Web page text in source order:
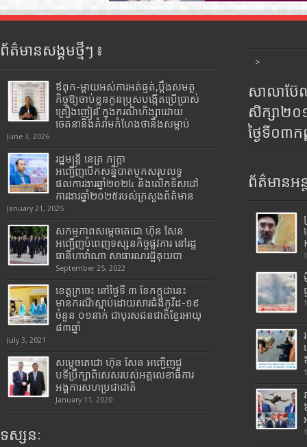
ព័ត៌មានសង្គមថ្មីៗ ៖
ឪពុក-ម្ដាយអស់ការអត់ធ្មត់,ប្ដឹងសមត្ថ
កិច្ចឱ្យចាប់ខ្លួនកូនប្រុសបង្កើតប្រើប្រាស់
គ្រឿងញៀន ក្នុងករណីហិង្សាដោយ
ចេតនានិងគំរាមកំហែងថានឹងសម្លាប់
June 3, 2026
រដ្ឋមន្រ្តី​ នេត្រ​ ភក្ត្រា​
អញ្ជើញបើកសន្និបាតបូកសរុបលទ្ធ
ផលការងារឆ្នាំ២០២៤ និងលើកទិសដៅ
ការងារឆ្នាំ២០២៥របស់​ក្រសួង​ព័ត៌មាន​
January 21, 2025
សកម្មភាពសម្តេចតេជោ ហ៊ុន សែន
អញ្ជើញបំពេញទស្សនកិច្ចផ្លូវការ នៅរដ្ឋ
ធានីហាវ៉ាណា សាធារណរដ្ឋគុយបា
September 25, 2022
ខេត្តក្រចេះ នៅថ្ងៃទី ៣ ខែកក្កដានេះ
មានករណីស្លាប់ដោយសារជំងឺកូវីដ-១៩
ចំនួន ០១នាក់ ជាបុរសជនជាតិខ្មែរអាយុ
៨៣ឆ្នាំ
July 3, 2021
សម្តេចតេជោ ហ៊ុន សែន អញ្ជើញជួ
បទីប្រឹក្សាពិសេសរបស់អគ្គលេខាធិការ
អង្គការសហប្រជាជាតិ
January 11, 2020
ទស្សនៈ
>
សាលាប៊ែ
សិក្សា២
ថ្ងៃទី០៣
ព័ត៌មានអន្